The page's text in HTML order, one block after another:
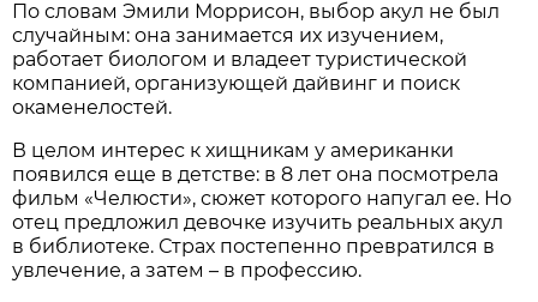
По словам Эмили Моррисон, выбор акул не был
случайным: она занимается их изучением,
работает биологом и владеет туристической
компанией, организующей дайвинг и поиск
окаменелостей.
В целом интерес к хищникам у американки
появился еще в детстве: в 8 лет она посмотрела
фильм «Челюсти», сюжет которого напугал ее. Но
отец предложил девочке изучить реальных акул
в библиотеке. Страх постепенно превратился в
увлечение, а затем – в профессию.